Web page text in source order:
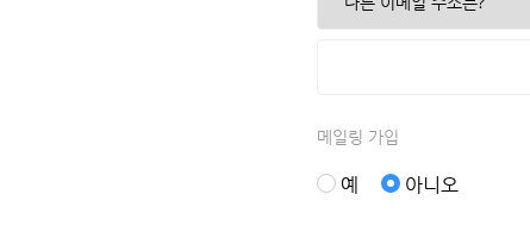
메일링 가입
예 아니오